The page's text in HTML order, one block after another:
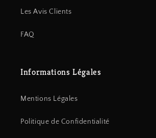
Les Avis Clients
FAQ
Informations Légales
Mentions Légales
Politique de Confidentialité